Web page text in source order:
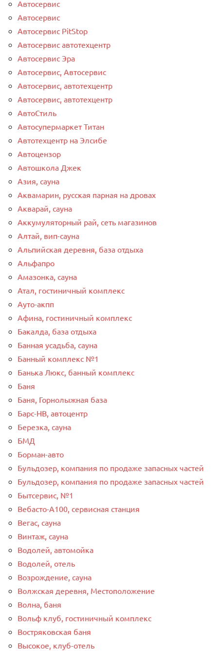
Автосервис
Автосервис
Автосервис PitStop
Автосервис автотехцентр
Автосервис Эра
Автосервис, Автосервис
Автосервис, автотехцентр
Автосервис, автотехцентр
АвтоСтиль
Автосупермаркет Титан
Автотехцентр на Элсибе
Автоцензор
Автошкола Джек
Азия, сауна
Аквамарин, русская парная на дровах
Акварай, сауна
Аккумуляторный рай, сеть магазинов
Алтай, вип-сауна
Альпийская деревня, база отдыха
Альфапро
Амазонка, сауна
Атал, гостиничный комплекс
Ауто-акпп
Афина, гостиничный комплекс
Бакалда, база отдыха
Банная усадьба, сауна
Банный комплекс №1
Банька Люкс, банный комплекс
Баня
Баня, Горнолыжная база
Барс-НВ, автоцентр
Березка, сауна
БМД
Борман-авто
Бульдозер, компания по продаже запасных частей
Бульдозер, компания по продаже запасных частей
Бытсервис, №1
Вебасто-А100, сервисная станция
Вегас, сауна
Винтаж, сауна
Водолей, автомойка
Водолей, отель
Возрождение, сауна
Волжская деревня, Местоположение
Волна, баня
Вольф клуб, гостиничный комплекс
Востряковская баня
Высокое, клуб-отель